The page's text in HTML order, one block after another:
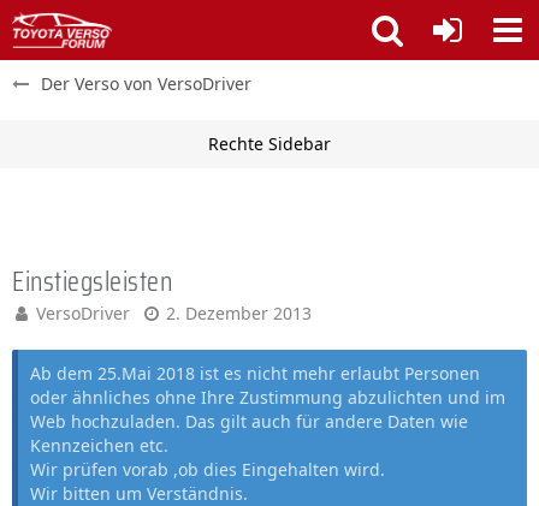
Der Verso von VersoDriver
Einstiegsleisten
VersoDriver 2. Dezember 2013
Ab dem 25.Mai 2018 ist es nicht mehr erlaubt Personen
oder ähnliches ohne Ihre Zustimmung abzulichten und im
Web hochzuladen. Das gilt auch für andere Daten wie
Kennzeichen etc.
Wir prüfen vorab ,ob dies Eingehalten wird.
Wir bitten um Verständnis.